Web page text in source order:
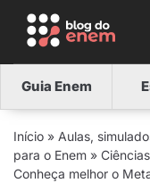
Guia Enem
Início » Aulas,
para o Enem »
Conheça melhor o